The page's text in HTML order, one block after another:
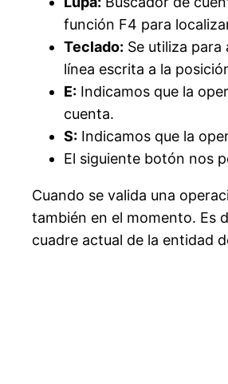
función F4 para
Teclado: Se utiliza
línea escrita a la
E: Indicamos que la
cuenta.
S: Indicamos que la
El siguiente botón nos
Cuando se valida una
también en el momento. Es
cuadre actual de la entidad